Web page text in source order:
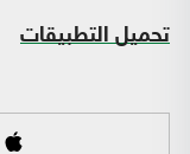
تحميل التطبيقات